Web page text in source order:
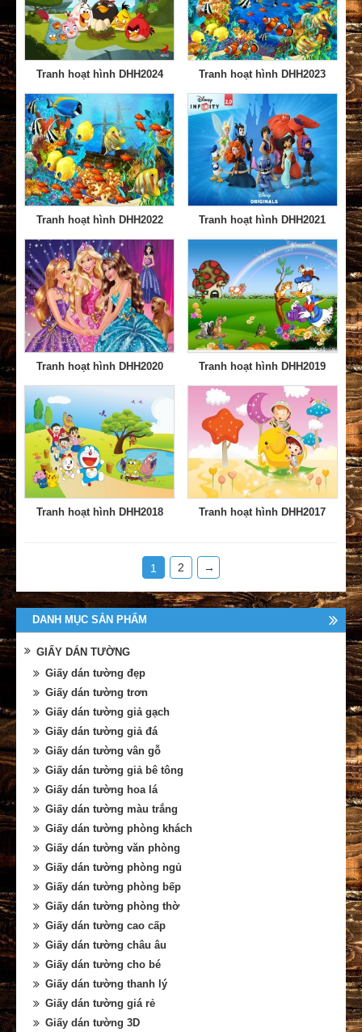
Tranh hoạt hình DHH2024 Tranh hoạt hình DHH2023
Tranh hoạt hình DHH2022 Tranh hoạt hình DHH2021
Tranh hoạt hình DHH2020 Tranh hoạt hình DHH2019
Tranh hoạt hình DHH2018 Tranh hoạt hình DHH2017
1 2 →
DANH MỤC SẢN PHẨM
GIẤY DÁN TƯỜNG
Giấy dán tường đẹp
Giấy dán tường trơn
Giấy dán tường giả gạch
Giấy dán tường giả đá
Giấy dán tường vân gỗ
Giấy dán tường giả bê tông
Giấy dán tường hoa lá
Giấy dán tường màu trắng
Giấy dán tường phòng khách
Giấy dán tường văn phòng
Giấy dán tường phòng ngủ
Giấy dán tường phòng bếp
Giấy dán tường phòng thờ
Giấy dán tường cao cấp
Giấy dán tường châu âu
Giấy dán tường cho bé
Giấy dán tường thanh lý
Giấy dán tường giá rẻ
Giấy dán tường 3D